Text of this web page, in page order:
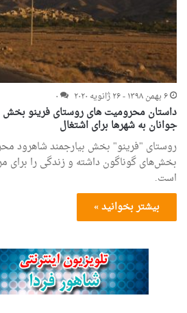
۶ بهمن ۱۳۹۸ - ۲۶ ژانویه ۲۰۲۰
۰
داستان محرومیت های روستای فرینو بخش
جوانان به شهرها برای اشتغال
روستای "فرینو" بخش بیارجمند شاهرود
بخش‌های گوناگون داشته و زندگی را برای
است.
بیشتر بخوانید »